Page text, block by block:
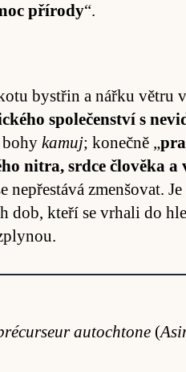
pří­rody“.
bys­třin a nářku
spo­le­čen­ství s
kamuj; ko­nečně „
nit­ra, srdce člověka a
zmenšovat. Je
dob, kteří se vr­hali do
autochtone (